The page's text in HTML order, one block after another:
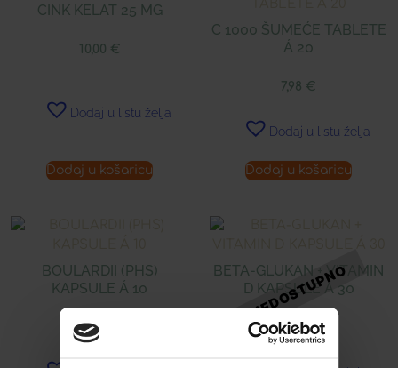
CINK KELAT 25 MG
10,00 €
Dodaj u listu želja
Dodaj u košaricu
C 1000 ŠUMEĆE TABLETE
Á 20
7,98 €
Dodaj u listu želja
Dodaj u košaricu
BOULARDII (PHS)
KAPSULE Á 10
9,30
BETA-GLUKAN + VITAMIN
D KAPSULE Á 30
18,00€